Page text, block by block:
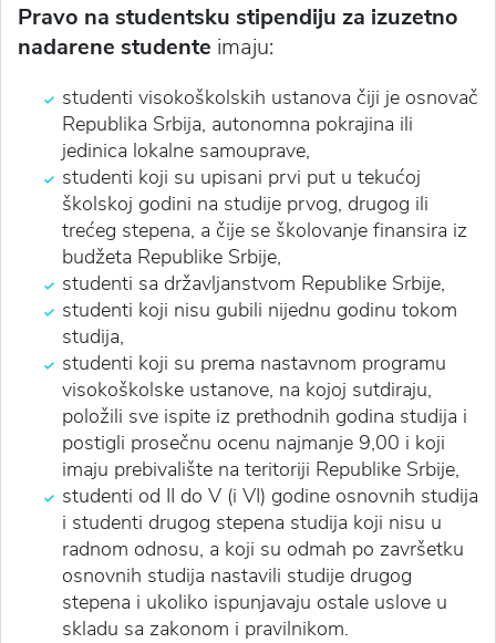
Pravo na studentsku stipendiju za izuzetno
nadarene studente imaju:
studenti visokoškolskih ustanova čiji je osnovač
Republika Srbija, autonomna pokrajina ili
jedinica lokalne samouprave,
studenti koji su upisani prvi put u tekućoj
školskoj godini na studije prvog, drugog ili
trećeg stepena, a čije se školovanje finansira iz
budžeta Republike Srbije,
studenti sa državljanstvom Republike Srbije,
studenti koji nisu gubili nijednu godinu tokom
studija,
studenti koji su prema nastavnom programu
visokoškolske ustanove, na kojoj sutdiraju,
položili sve ispite iz prethodnih godina studija i
postigli prosečnu ocenu najmanje 9,00 i koji
imaju prebivalište na teritoriji Republike Srbije,
studenti od II do V (i VI) godine osnovnih studija
i studenti drugog stepena studija koji nisu u
radnom odnosu, a koji su odmah po završetku
osnovnih studija nastavili studije drugog
stepena i ukoliko ispunjavaju ostale uslove u
skladu sa zakonom i pravilnikom.